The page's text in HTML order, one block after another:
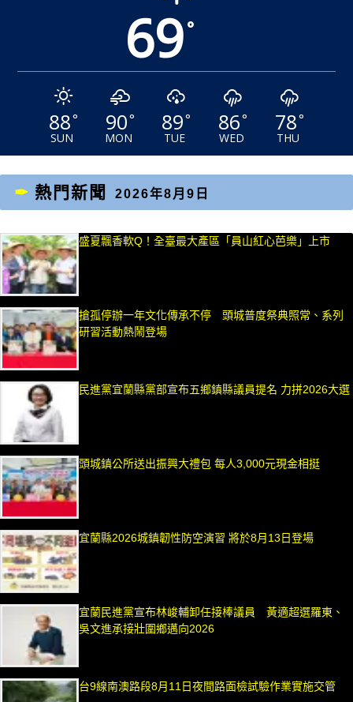
69°
88°
SUN
90°
MON
89°
TUE
86°
WED
78°
THU
熱門新聞 2026年8月9日
盛夏飄香軟Q！全臺最大產區「員山紅心芭樂」上市
搶孤停辦一年文化傳承不停 頭城普度祭典照常、系列
研習活動熱鬧登場
民進黨宜蘭縣黨部宣布五鄉鎮縣議員提名 力拼2026大選
頭城鎮公所送出振興大禮包 每人3,000元現金相挺
宜蘭縣2026城鎮韌性防空演習 將於8月13日登場
宜蘭民進黨宣布林峻輔卸任接棒議員 黃適超選羅東、
吳文進承接壯圍鄉邁向2026
台9線南澳路段8月11日夜間路面檢試驗作業實施交管